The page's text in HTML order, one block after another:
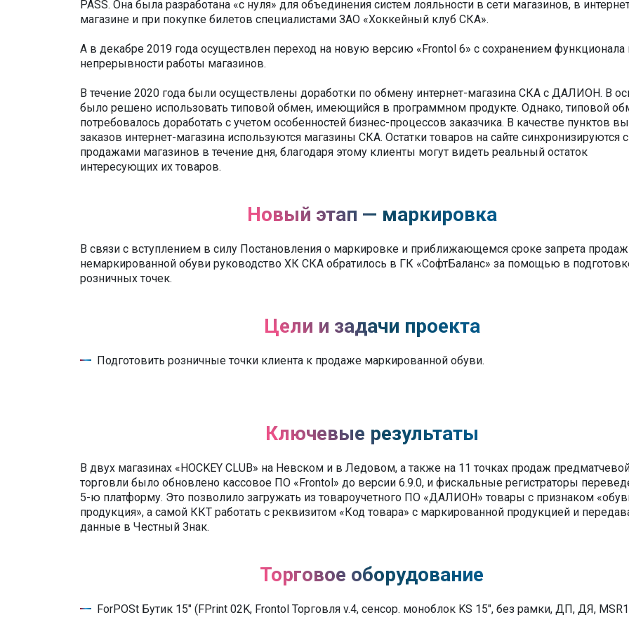
PASS. Она была разработана «с нуля» для объединения систем лояльности в сети магазинов, в
магазине и при покупке билетов специалистами ЗАО «Хоккейный клуб СКА».
А в декабре 2019 года осуществлен переход на новую версию «Frontol 6» с сохранением функционала
непрерывности работы магазинов.
В течение 2020 года были осуществлены доработки по обмену интернет-магазина СКА с ДАЛИОН. В
было решено использовать типовой обмен, имеющийся в программном продукте. Однако, типовой
потребовалось доработать с учетом особенностей бизнес-процессов заказчика. В качестве пунктов
заказов интернет-магазина используются магазины СКА. Остатки товаров на сайте синхронизируются с
продажами магазинов в течение дня, благодаря этому клиенты могут видеть реальный остаток
интересующих их товаров.
Новый этап — маркировка
В связи с вступлением в силу Постановления о маркировке и приближающемся сроке запрета
немаркированной обуви руководство ХК СКА обратилось в ГК «СофтБаланс» за помощью в
розничных точек.
Цели и задачи проекта
Подготовить розничные точки клиента к продаже маркированной обуви.
Ключевые результаты
В двух магазинах «HOCKEY CLUB» на Невском и в Ледовом, а также на 11 точках продаж
торговли было обновлено кассовое ПО «Frontol» до версии 6.9.0, и фискальные регистраторы
5-ю платформу. Это позволило загружать из товароучетного ПО «ДАЛИОН» товары с признаком
продукция», а самой ККТ работать с реквизитом «Код товара» с маркированной продукцией и
данные в Честный Знак.
Торговое оборудование
ForPOSt Бутик 15" (FPrint 02K, Frontol Торговля v.4, сенсор. моноблок KS 15", без рамки, ДП, ДЯ,